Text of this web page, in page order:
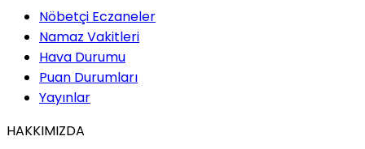
Nöbetçi Eczaneler
Namaz Vakitleri
Hava Durumu
Puan Durumları
Yayınlar
HAKKIMIZDA